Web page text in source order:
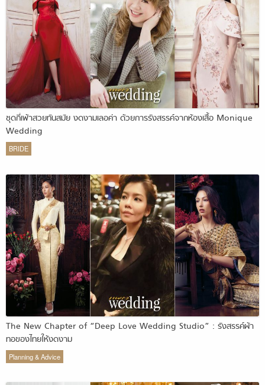
ชุดกี่เพ้าสวยทันสมัย งดงามเลอค่า ด้วยการรังสรรค์จากห้องเสื้อ Monique
Wedding
BRIDE
The New Chapter of “Deep Love Wedding Studio” : รังสรรค์ผ้า
ทอของไทยให้งดงาม
Planning & Advice